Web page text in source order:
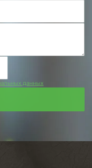
данных